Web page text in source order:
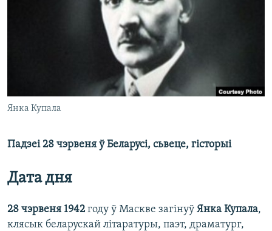
Янка Купала
Падзеі 28 чэрвеня ў Беларусі, сьвеце, гісторыі
Дата дня
28 чэрвеня 1942 году ў Маскве загінуў Янка Купала,
клясык беларускай літаратуры, паэт, драматург,